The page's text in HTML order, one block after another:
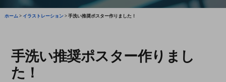
ホーム> イラストレーション> 手洗い推奨ポスター作りました！
手洗い推奨ポスター作りまし
た！